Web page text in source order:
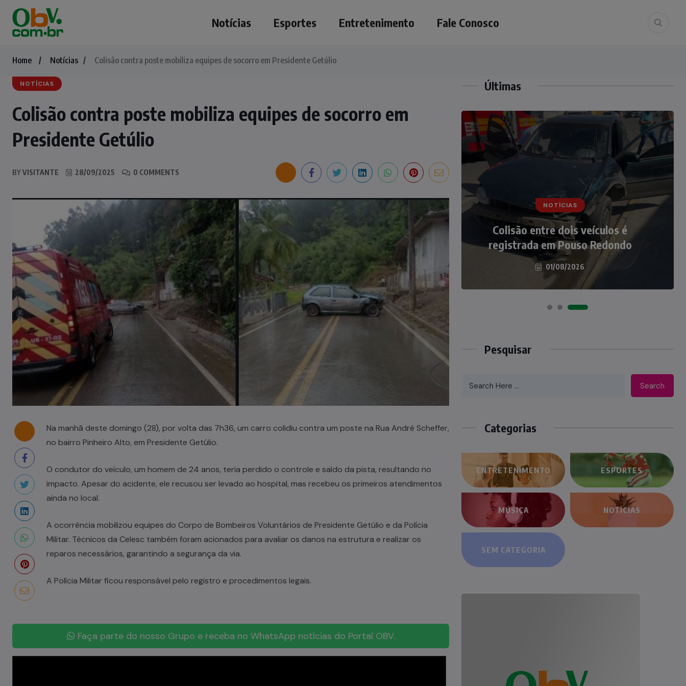
Notícias Esportes Entretenimento Fale Conosco
Home Notícias Colisão contra poste mobiliza equipes de socorro em Presidente Getúlio
NOTÍCIAS
Colisão contra poste mobiliza equipes de socorro em
Presidente Getúlio
BYVISITANTE 28/09/2025 0 COMMENTS
Na manhã deste domingo (28), por volta das 7h36, um carro colidiu contra um poste na Rua André Scheffer,
no bairro Pinheiro Alto, em Presidente Getúlio.
O condutor do veículo, um homem de 24 anos, teria perdido o controle e saído da pista, resultando no
impacto. Apesar do acidente, ele recusou ser levado ao hospital, mas recebeu os primeiros atendimentos
ainda no local.
A ocorrência mobilizou equipes do Corpo de Bombeiros Voluntários de Presidente Getúlio e da Polícia
Militar. Técnicos da Celesc também foram acionados para avaliar os danos na estrutura e realizar os
reparos necessários, garantindo a segurança da via.
A Polícia Militar ficou responsável pelo registro e procedimentos legais.
Faça parte do nosso Grupo e receba no WhatsApp notícias do Portal OBV.
Últimas
NOTÍCIAS
Tombamento de carreta é
registrado em Pouso Redondo
03/08/2026
NOTÍCIAS
Colisão entre dois veículos é
registrada em Pouso Redondo
01/08/2026
NOTÍCIAS
Irmãos de 7 e 14 anos morrem
atropelados na BR-470 em Pouso
Redondo
04/08/2026
Pesquisar
Search
Categorias
ENTRETENIMENTO ESPORTES
MÚSICA NOTÍCIAS
SEM CATEGORIA